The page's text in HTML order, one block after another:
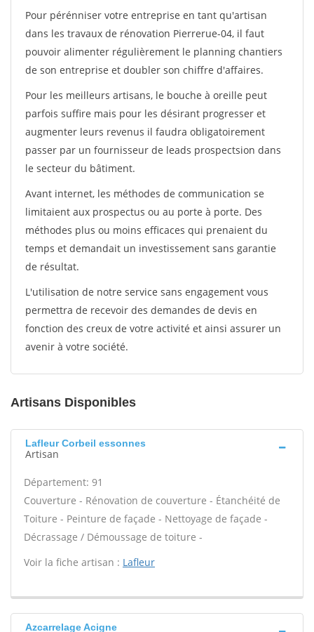
Pour pérénniser votre entreprise en tant qu'artisan
dans les travaux de rénovation Pierrerue-04, il faut
pouvoir alimenter régulièrement le planning chantiers
de son entreprise et doubler son chiffre d'affaires.
Pour les meilleurs artisans, le bouche à oreille peut
parfois suffire mais pour les désirant progresser et
augmenter leurs revenus il faudra obligatoirement
passer par un fournisseur de leads prospectsion dans
le secteur du bâtiment.
Avant internet, les méthodes de communication se
limitaient aux prospectus ou au porte à porte. Des
méthodes plus ou moins efficaces qui prenaient du
temps et demandait un investissement sans garantie
de résultat.
L'utilisation de notre service sans engagement vous
permettra de recevoir des demandes de devis en
fonction des creux de votre activité et ainsi assurer un
avenir à votre société.
Artisans Disponibles
Lafleur Corbeil essonnes
Artisan
Département: 91
Couverture - Rénovation de couverture - Étanchéité de
Toiture - Peinture de façade - Nettoyage de façade -
Décrassage / Démoussage de toiture -
Voir la fiche artisan : Lafleur
Azcarrelage Acigne